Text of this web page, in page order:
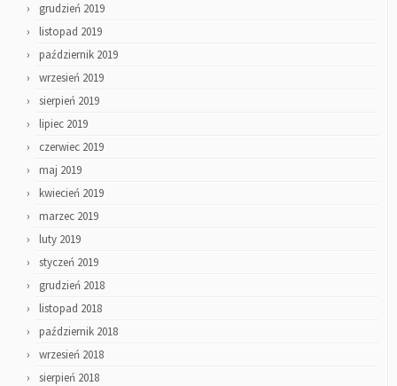
grudzień 2019
listopad 2019
październik 2019
wrzesień 2019
sierpień 2019
lipiec 2019
czerwiec 2019
maj 2019
kwiecień 2019
marzec 2019
luty 2019
styczeń 2019
grudzień 2018
listopad 2018
październik 2018
wrzesień 2018
sierpień 2018